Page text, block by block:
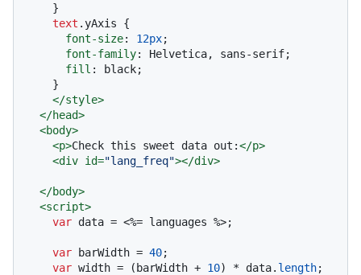
text .yAxis {
font-size: 12px;
font-family: Helvetica, sans-serif;
fill : black;
</style>
</head>
<body>
<p>Check this sweet data out:</p>
<div id="lang_freq"></div>
</body>
<script>
var data = <%= languages %>;
var barWidth = 40;
var width = (barWidth + 10) * data. length;